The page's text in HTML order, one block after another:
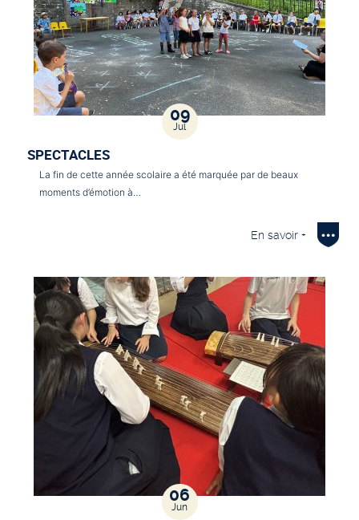
09
Jul
SPECTACLES
La fin de cette année scolaire a été marquée par de beaux
moments d’émotion à…
En savoir +
06
Jun